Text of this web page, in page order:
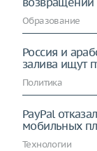
Образование
Россия и
залива ищут
Политика
PayPal
мобильных
Технологии